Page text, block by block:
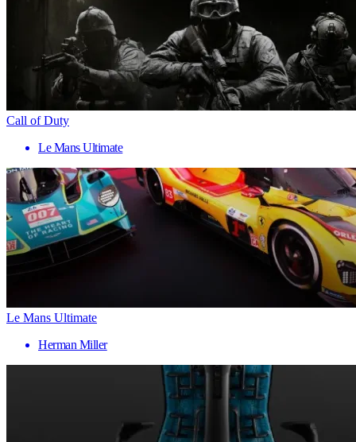
Call of Duty
Le Mans Ultimate
Le Mans Ultimate
Herman Miller